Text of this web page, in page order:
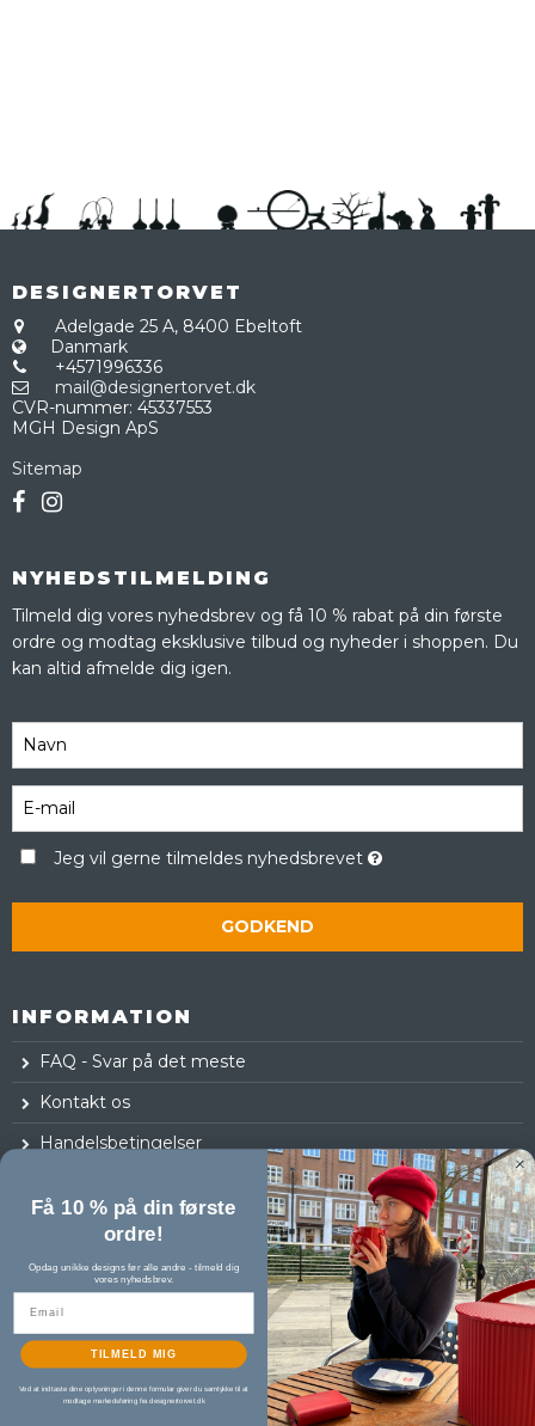
DESIGNERTORVET
Adelgade 25 A, 8400 Ebeltoft
Danmark
+4571996336
mail@designertorvet.dk
CVR-nummer: 45337553
MGH Design ApS
Sitemap
NYHEDSTILMELDING
Tilmeld dig vores nyhedsbrev og få 10 % rabat på din første
ordre og modtag eksklusive tilbud og nyheder i shoppen. Du
kan altid afmelde dig igen.
Jeg vil gerne tilmeldes nyhedsbrevet
GODKEND
INFORMATION
FAQ - Svar på det meste
Kontakt os
Handelsbetingelser
Log ind
Få 10 % på din første
ordre!
Opdag unikke designs før alle andre - tilmeld dig
vores nyhedsbrev.
TILMELD MIG
Ved at indtaste dine oplysninger i denne formular giver du samtykke til at
modtage markedsføring fra designertorvet.dk